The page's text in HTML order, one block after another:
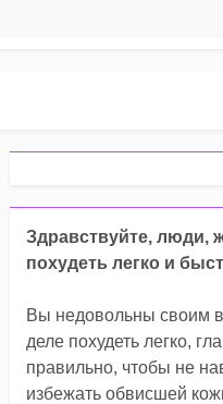
силуэт
с фото)
Здравствуйте, люди,
похудеть легко и
Вы недовольны своим
деле похудеть легко,
правильно, чтобы не
избежать обвисшей